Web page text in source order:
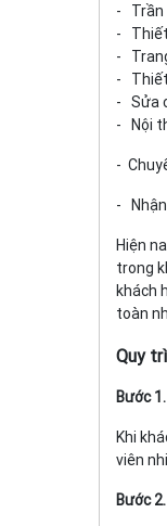
- Trần
- Thiết
-
- Thiết
- Sửa
- Nội
-
-
Hiện
trong
khách
toàn
Quy
Bước
Khi
viên
Bước